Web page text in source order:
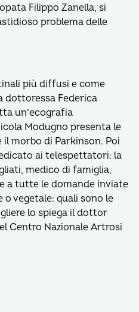
Filippo Zanella, si
problema delle
più diffusi e come
dottoressa Federica
un’ecografia
Modugno presenta le
morbo di Parkinson. Poi
ai telespettatori: la
medico di famiglia,
a tutte le domande inviate
vegetale: quali sono le
lo spiega il dottor
Centro Nazionale Artrosi